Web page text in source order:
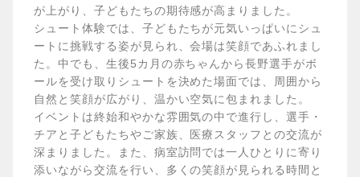
が上がり、子どもたちの期待感が高まりました。
シュート体験では、子どもたちが元気いっぱいにシュ
ートに挑戦する姿が見られ、会場は笑顔であふれまし
た。中でも、生後5カ月の赤ちゃんから長野選手がボ
ールを受け取りシュートを決めた場面では、周囲から
自然と笑顔が広がり、温かい空気に包まれました。
イベントは終始和やかな雰囲気の中で進行し、選手・
チアと子どもたちやご家族、医療スタッフとの交流が
深まりました。また、病室訪問では一人ひとりに寄り
添いながら交流を行い、多くの笑顔が見られる時間と